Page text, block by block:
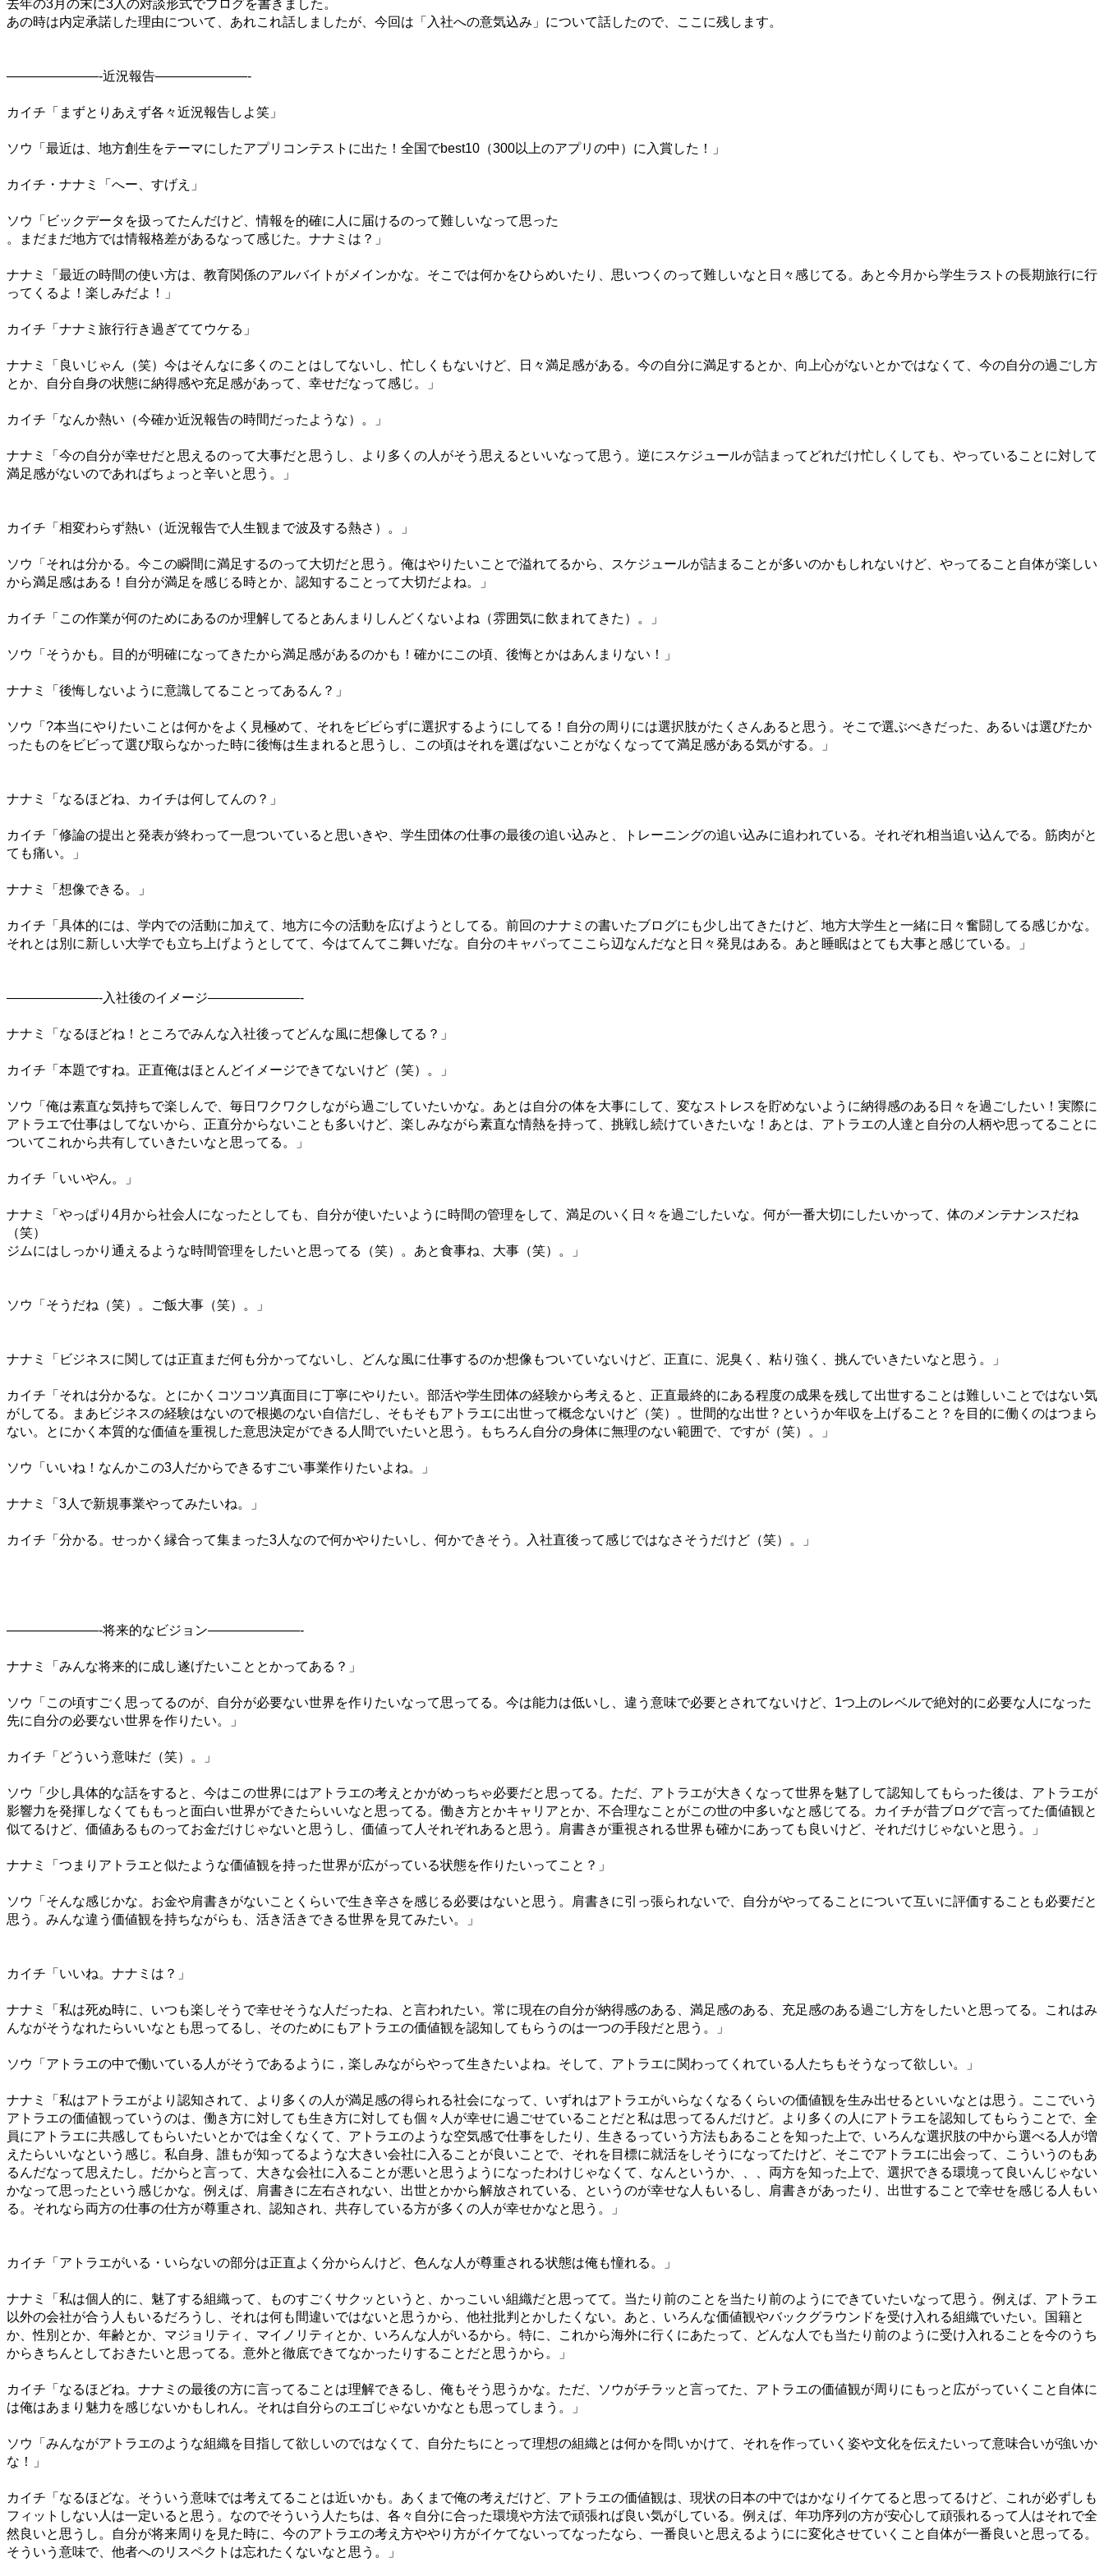
去年の3月の末に3人の対談形式でブログを書きました。
あの時は内定承諾した理由について、あれこれ話しましたが、今回は「入社への意気込み」について話したので、ここに残します。
———————-近況報告———————-
カイチ「まずとりあえず各々近況報告しよ笑」
ソウ「最近は、地方創生をテーマにしたアプリコンテストに出た！全国でbest10 （300以上のアプリの中）に入賞した！」
カイチ・ナナミ「へー、すげえ」
ソウ「ビックデータを扱ってたんだけど、情報を的確に人に届けるのって難しいなって思った
。まだまだ地方では情報格差があるなって感じた。ナナミは？」
ナナミ「最近の時間の使い方は、教育関係のアルバイトがメインかな。そこでは何かをひらめいたり、思いつくのって難しいなと日々感じてる。あと今月から学生ラストの長期旅行に行
ってくるよ！楽しみだよ！」
カイチ「ナナミ旅行行き過ぎててウケる」
ナナミ「良いじゃん（笑）今はそんなに多くのことはしてないし、忙しくもないけど、日々満足感がある。今の自分に満足するとか、向上心がないとかではなくて、今の自分の過ごし方
とか、自分自身の状態に納得感や充足感があって、幸せだなって感じ。」
カイチ「なんか熱い（今確か近況報告の時間だったような）。」
ナナミ「今の自分が幸せだと思えるのって大事だと思うし、より多くの人がそう思えるといいなって思う。逆にスケジュールが詰まってどれだけ忙しくしても、やっていることに対して
満足感がないのであればちょっと辛いと思う。」
カイチ「相変わらず熱い（近況報告で人生観まで波及する熱さ）。」
ソウ「それは分かる。今この瞬間に満足するのって大切だと思う。俺はやりたいことで溢れてるから、スケジュールが詰まることが多いのかもしれないけど、やってること自体が楽しい
から満足感はある！自分が満足を感じる時とか、認知することって大切だよね。」
カイチ「この作業が何のためにあるのか理解してるとあんまりしんどくないよね（雰囲気に飲まれてきた）。」
ソウ「そうかも。目的が明確になってきたから満足感があるのかも！確かにこの頃、後悔とかはあんまりない！」
ナナミ「後悔しないように意識してることってあるん？」
ソウ「 ?本当にやりたいことは何かをよく見極めて、それをビビらずに選択するようにしてる！自分の周りには選択肢がたくさんあると思う。そこで選ぶべきだった、あるいは選びたか
ったものをビビって選び取らなかった時に後悔は生まれると思うし、この頃はそれを選ばないことがなくなってて満足感がある気がする。」
ナナミ「なるほどね、カイチは何してんの？」
カイチ「修論の提出と発表が終わって一息ついていると思いきや、学生団体の仕事の最後の追い込みと、トレーニングの追い込みに追われている。それぞれ相当追い込んでる。筋肉がと
ても痛い。」
ナナミ「想像できる。」
カイチ「具体的には、学内での活動に加えて、地方に今の活動を広げようとしてる。前回のナナミの書いたブログにも少し出てきたけど、地方大学生と一緒に日々奮闘してる感じかな。
それとは別に新しい大学でも立ち上げようとしてて、今はてんてこ舞いだな。自分のキャパってここら辺なんだなと日々発見はある。あと睡眠はとても大事と感じている。」
———————-入社後のイメージ———————-
ナナミ「なるほどね！ところでみんな入社後ってどんな風に想像してる？」
カイチ「本題ですね。正直俺はほとんどイメージできてないけど（笑）。」
ソウ「俺は素直な気持ちで楽しんで、毎日ワクワクしながら過ごしていたいかな。あとは自分の体を大事にして、変なストレスを貯めないように納得感のある日々を過ごしたい！実際に
アトラエで仕事はしてないから、正直分からないことも多いけど、楽しみながら素直な情熱を持って、挑戦し続けていきたいな！あとは、アトラエの人達と自分の人柄や思ってることに
ついてこれから共有していきたいなと思ってる。」
カイチ「いいやん。」
ナナミ「やっぱり 4月から社会人になったとしても、自分が使いたいように時間の管理をして、満足のいく日々を過ごしたいな。何が一番大切にしたいかって、体のメンテナンスだね
（笑）
ジムにはしっかり通えるような時間管理をしたいと思ってる（笑）。あと食事ね、大事（笑）。」
ソウ「そうだね（笑）。ご飯大事（笑）。」
ナナミ「ビジネスに関しては正直まだ何も分かってないし、どんな風に仕事するのか想像もついていないけど、正直に、泥臭く、粘り強く、挑んでいきたいなと思う。」
カイチ「それは分かるな。とにかくコツコツ真面目に丁寧にやりたい。部活や学生団体の経験から考えると、正直最終的にある程度の成果を残して出世することは難しいことではない気
がしてる。まあビジネスの経験はないので根拠のない自信だし、そもそもアトラエに出世って概念ないけど（笑）。世間的な出世？というか年収を上げること？を目的に働くのはつまら
ない。とにかく本質的な価値を重視した意思決定ができる人間でいたいと思う。もちろん自分の身体に無理のない範囲で、ですが（笑）。」
ソウ「いいね！なんかこの3人だからできるすごい事業作りたいよね。」
ナナミ「 3人で新規事業やってみたいね。」
カイチ「分かる。せっかく縁合って集まった3人なので何かやりたいし、何かできそう。入社直後って感じではなさそうだけど（笑）。」
———————-将来的なビジョン———————-
ナナミ「みんな将来的に成し遂げたいこととかってある？」
ソウ「この頃すごく思ってるのが、自分が必要ない世界を作りたいなって思ってる。今は能力は低いし、違う意味で必要とされてないけど、 1つ上のレベルで絶対的に必要な人になった
先に自分の必要ない世界を作りたい。」
カイチ「どういう意味だ（笑）。」
ソウ「少し具体的な話をすると、今はこの世界にはアトラエの考えとかがめっちゃ必要だと思ってる。ただ、アトラエが大きくなって世界を魅了して認知してもらった後は、アトラエが
影響力を発揮しなくてももっと面白い世界ができたらいいなと思ってる。働き方とかキャリアとか、不合理なことがこの世の中多いなと感じてる。カイチが昔ブログで言ってた価値観と
似てるけど、価値あるものってお金だけじゃないと思うし、価値って人それぞれあると思う。肩書きが重視される世界も確かにあっても良いけど、それだけじゃないと思う。」
ナナミ「つまりアトラエと似たような価値観を持った世界が広がっている状態を作りたいってこと？」
ソウ「そんな感じかな。お金や肩書きがないことくらいで生き辛さを感じる必要はないと思う。肩書きに引っ張られないで、自分がやってることについて互いに評価することも必要だと
思う。みんな違う価値観を持ちながらも、活き活きできる世界を見てみたい。」
カイチ「いいね。ナナミは？」
ナナミ「私は死ぬ時に、いつも楽しそうで幸せそうな人だったね、と言われたい。常に現在の自分が納得感のある、満足感のある、充足感のある過ごし方をしたいと思ってる。これはみ
んながそうなれたらいいなとも思ってるし、そのためにもアトラエの価値観を認知してもらうのは一つの手段だと思う。」
ソウ「アトラエの中で働いている人がそうであるように，楽しみながらやって生きたいよね。そして、アトラエに関わってくれている人たちもそうなって欲しい。」
ナナミ「私はアトラエがより認知されて、より多くの人が満足感の得られる社会になって、いずれはアトラエがいらなくなるくらいの価値観を生み出せるといいなとは思う。ここでいう
アトラエの価値観っていうのは、働き方に対しても生き方に対しても個々人が幸せに過ごせていることだと私は思ってるんだけど。より多くの人にアトラエを認知してもらうことで、全
員にアトラエに共感してもらいたいとかでは全くなくて、アトラエのような空気感で仕事をしたり、生きるっていう方法もあることを知った上で、いろんな選択肢の中から選べる人が増
えたらいいなという感じ。私自身、誰もが知ってるような大きい会社に入ることが良いことで、それを目標に就活をしそうになってたけど、そこでアトラエに出会って、こういうのもあ
るんだなって思えたし。だからと言って、大きな会社に入ることが悪いと思うようになったわけじゃなくて、なんというか、、、両方を知った上で、選択できる環境って良いんじゃない
かなって思ったという感じかな。例えば、肩書きに左右されない、出世とかから解放されている、というのが幸せな人もいるし、肩書きがあったり、出世することで幸せを感じる人もい
る。それなら両方の仕事の仕方が尊重され、認知され、共存している方が多くの人が幸せかなと思う。」
カイチ「アトラエがいる・いらないの部分は正直よく分からんけど、色んな人が尊重される状態は俺も憧れる。」
ナナミ「私は個人的に、魅了する組織って、ものすごくサクッというと、かっこいい組織だと思ってて。当たり前のことを当たり前のようにできていたいなって思う。例えば、アトラエ
以外の会社が合う人もいるだろうし、それは何も間違いではないと思うから、他社批判とかしたくない。あと、いろんな価値観やバックグラウンドを受け入れる組織でいたい。国籍と
か、性別とか、年齢とか、マジョリティ、マイノリティとか、いろんな人がいるから。特に、これから海外に行くにあたって、どんな人でも当たり前のように受け入れることを今のうち
からきちんとしておきたいと思ってる。意外と徹底できてなかったりすることだと思うから。」
カイチ「なるほどね。ナナミの最後の方に言ってることは理解できるし、俺もそう思うかな。ただ、ソウがチラッと言ってた、アトラエの価値観が周りにもっと広がっていくこと自体に
は俺はあまり魅力を感じないかもしれん。それは自分らのエゴじゃないかなとも思ってしまう。」
ソウ「みんながアトラエのような組織を目指して欲しいのではなくて、自分たちにとって理想の組織とは何かを問いかけて、それを作っていく姿や文化を伝えたいって意味合いが強いか
な！」
カイチ「なるほどな。そういう意味では考えてることは近いかも。あくまで俺の考えだけど、アトラエの価値観は、現状の日本の中ではかなりイケてると思ってるけど、これが必ずしも
フィットしない人は一定いると思う。なのでそういう人たちは、各々自分に合った環境や方法で頑張れば良い気がしている。例えば、年功序列の方が安心して頑張れるって人はそれで全
然良いと思うし。自分が将来周りを見た時に、今のアトラエの考え方ややり方がイケてないってなったなら、一番良いと思えるようにに変化させていくこと自体が一番良いと思ってる。
そういう意味で、他者へのリスペクトは忘れたくないなと思う。」